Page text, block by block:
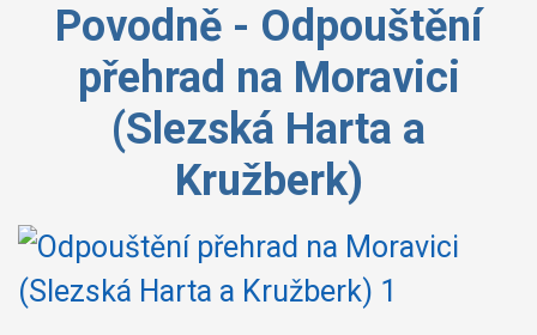
Povodně - Odpouštění
přehrad na Moravici
(Slezská Harta a
Kružberk)